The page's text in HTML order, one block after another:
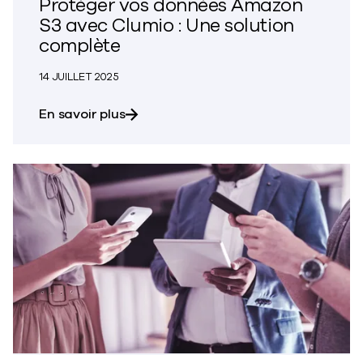
S3 avec Clumio : Une solution
complète
14 JUILLET 2025
En savoir plussur la protection de vos données